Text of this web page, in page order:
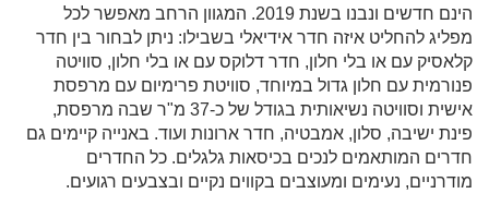
הינם חדשים ונבנו בשנת 2019. המגוון הרחב מאפשר לכל
מפליג להחליט איזה חדר אידיאלי בשבילו: ניתן לבחור בין חדר
קלאסיק עם או בלי חלון, חדר דלוקס עם או בלי חלון, סוויטה
פנורמית עם חלון גדול במיוחד, סוויטת פרימיום עם מרפסת
אישית וסוויטה נשיאותית בגודל של כ-37 מ"ר שבה מרפסת,
פינת ישיבה, סלון, אמבטיה, חדר ארונות ועוד. באנייה קיימים גם
חדרים המותאמים לנכים בכיסאות גלגלים. כל החדרים
מודרניים, נעימים ומעוצבים בקווים נקיים ובצבעים רגועים.